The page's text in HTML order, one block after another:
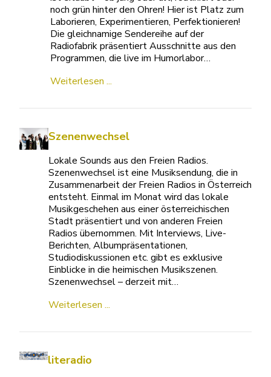
noch grün hinter den Ohren! Hier ist Platz zum
Laborieren, Experimentieren, Perfektionieren!
Die gleichnamige Sendereihe auf der
Radiofabrik präsentiert Ausschnitte aus den
Programmen, die live im Humorlabor…
Weiterlesen ...
Szenenwechsel
Lokale Sounds aus den Freien Radios.
Szenenwechsel ist eine Musiksendung, die in
Zusammenarbeit der Freien Radios in Österreich
entsteht. Einmal im Monat wird das lokale
Musikgeschehen aus einer österreichischen
Stadt präsentiert und von anderen Freien
Radios übernommen. Mit Interviews, Live-
Berichten, Albumpräsentationen,
Studiodiskussionen etc. gibt es exklusive
Einblicke in die heimischen Musikszenen.
Szenenwechsel – derzeit mit…
Weiterlesen ...
literadio